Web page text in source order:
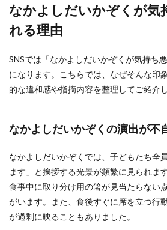
なかよしだいかぞくが気
れる理由
SNSでは「なかよしだいかぞくが気持ち
になります。こちらでは、なぜそんな印
的な違和感や指摘内容を整理してご紹介し
なかよしだいかぞくの演出が不
なかよしだいかぞくでは、子どもたち全
ます」と挨拶する光景が頻繁に見られま
食事中に取り分け用の箸が見当たらない
がいます。また、食後すぐに席を立つ行
が過剰に映ることもありました。